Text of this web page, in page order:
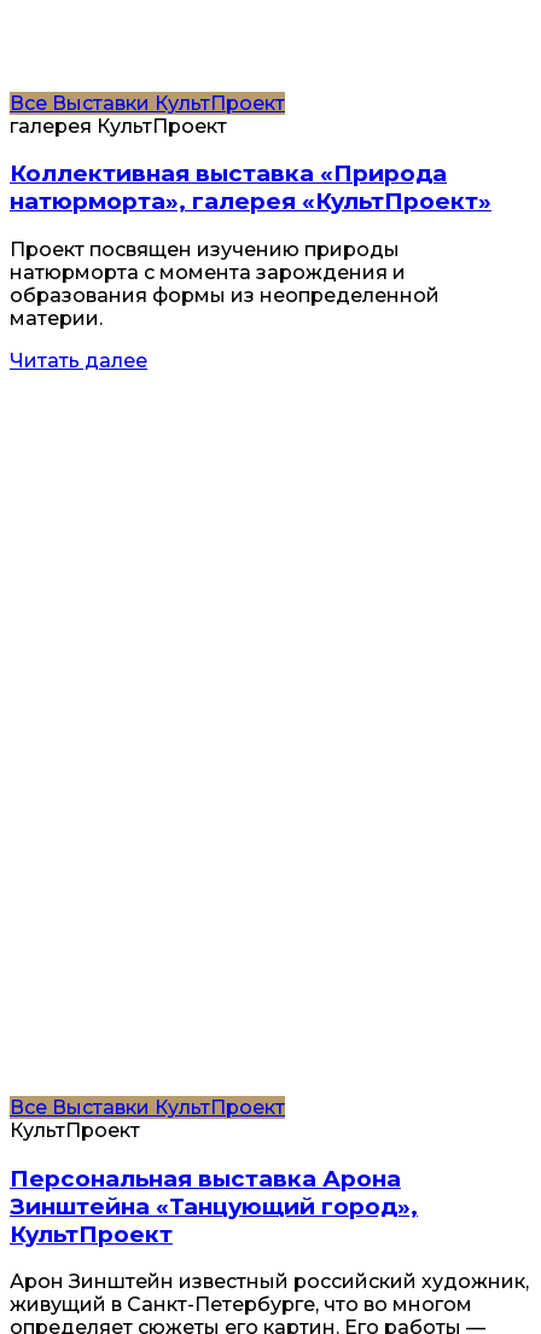
Все Выставки КультПроект
галерея КультПроект
Коллективная выставка «Природа
натюрморта», галерея «КультПроект»
Проект посвящен изучению природы
натюрморта с момента зарождения и
образования формы из неопределенной
материи.
Читать далее
Все Выставки КультПроект
КультПроект
Персональная выставка Арона
Зинштейна «Танцующий город»,
КультПроект
Арон Зинштейн известный российский художник,
живущий в Санкт-Петербурге, что во многом
определяет сюжеты его картин. Его работы —